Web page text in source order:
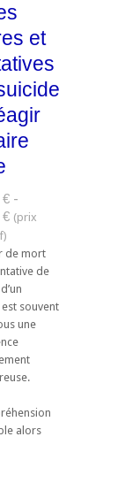
et
€ -
€
de mort
de
souvent
une
alors